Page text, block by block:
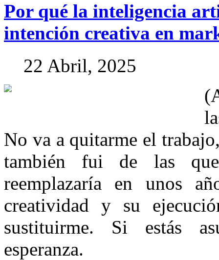
Por qué la inteligencia
intención creativa en
22 Abril, 2025
No va a quitarme el
también fui de las
reemplazaría en unos
creatividad y su
sustituirme. Si estás
esperanza.